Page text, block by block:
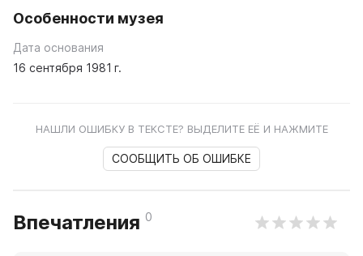
Особенности музея
Дата основания
16 сентября 1981 г.
НАШЛИ ОШИБКУ В ТЕКСТЕ? ВЫДЕЛИТЕ ЕЁ И НАЖМИТЕ
СООБЩИТЬ ОБ ОШИБКЕ
Впечатления 0